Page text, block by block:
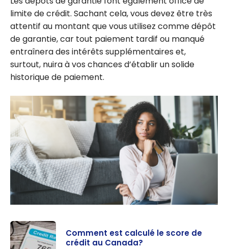
limite de crédit. Sachant cela, vous devez être très
attentif au montant que vous utilisez comme dépôt
de garantie, car tout paiement tardif ou manqué
entraînera des intérêts supplémentaires et,
surtout, nuira à vos chances d’établir un solide
historique de paiement.
Comment est calculé le score de
crédit au Canada?